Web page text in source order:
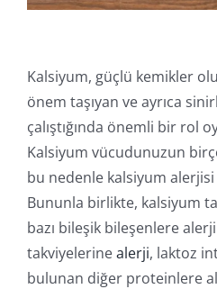
Kalsiyum, güçlü kemikler
önem taşıyan ve ayrıca
çalıştığında önemli bir rol
Kalsiyum vücudunuzun
bu nedenle kalsiyum alerjisi
Bununla birlikte, kalsiyum
bazı bileşik bileşenlere
takviyelerinealerji, laktoz
bulunan diğer proteinlere